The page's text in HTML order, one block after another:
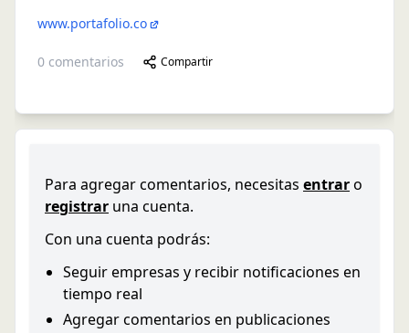
www.portafolio.co
0 comentarios Compartir
Para agregar comentarios, necesitas entraro
registrar una cuenta.
Con una cuenta podrás:
Seguir empresas y recibir notificaciones en
tiempo real
Agregar comentarios en publicaciones